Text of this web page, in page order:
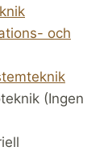
och
(Ingen